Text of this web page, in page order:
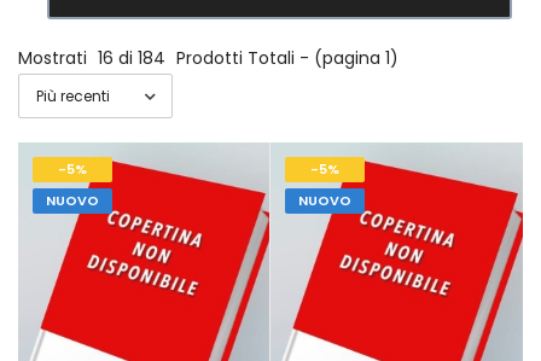
Mostrati 16 di 184 Prodotti Totali - (pagina 1)
-5%
NUOVO
-5%
NUOVO